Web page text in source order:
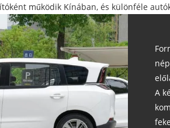
működik Kínában, és különféle
A